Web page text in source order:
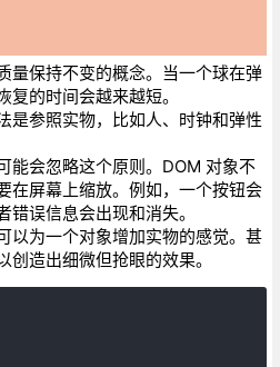
量保持不变的概念。当一个球在弹
的时间会越来越短。
是参照实物，比如人、时钟和弹性
能会忽略这个原则。DOM 对象不
在屏幕上缩放。例如，一个按钮会
误信息会出现和消失。
以为一个对象增加实物的感觉。甚
造出细微但抢眼的效果。